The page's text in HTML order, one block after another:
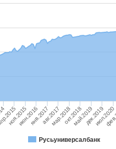
Русьуниверсалбанк
янв.2017 дек.2019
ноя.2015июн.2016авг.2017мар.2018окт.2018май.2019июл.2020